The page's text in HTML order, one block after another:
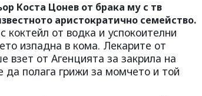
Коста Цонев от брака му с тв
аристократично семейство.
коктейл от водка и успокоителни
изпадна в кома. Лекарите от
взет от Агенцията за закрила на
да полага грижи за момчето и той